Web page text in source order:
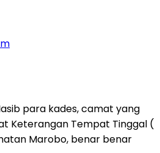
para kades, camat yang
Keterangan Tempat Tinggal (
Marobo, benar benar